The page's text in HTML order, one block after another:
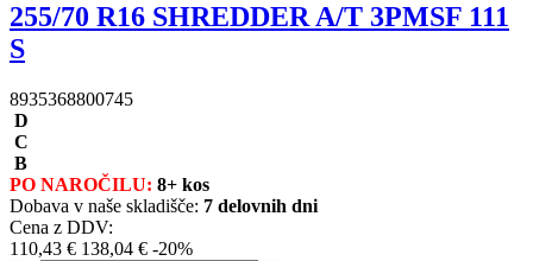
255/70 R16 SHREDDER A/T 3PMSF 111
S
8935368800745
D
C
B
PO NAROČILU: 8+ kos
Dobava v naše skladišče: 7 delovnih dni
Cena z DDV:
110,43 € 138,04 € -20%